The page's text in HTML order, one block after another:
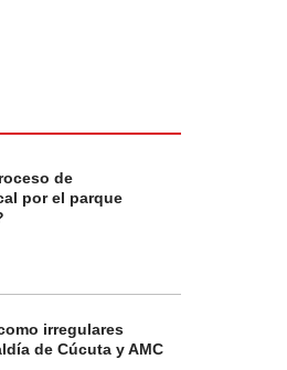
de
por el parque
irregulares
de Cúcuta y AMC